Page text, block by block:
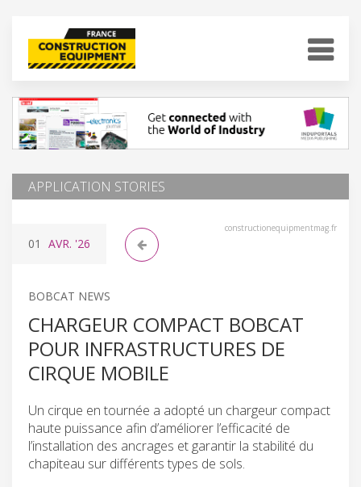
APPLICATION STORIES
constructionequipmentmag.fr
01 AVR. '26
BOBCAT NEWS
CHARGEUR COMPACT BOBCAT
POUR INFRASTRUCTURES DE
CIRQUE MOBILE
Un cirque en tournée a adopté un chargeur compact
haute puissance afin d’améliorer l’efficacité de
l’installation des ancrages et garantir la stabilité du
chapiteau sur différents types de sols.